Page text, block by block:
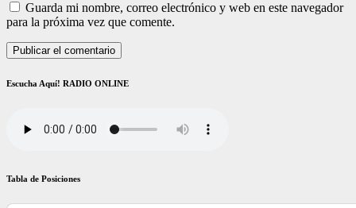
Guarda mi nombre, correo electrónico y web en este navegador
para la próxima vez que comente.
Escucha Aquí! RADIO ONLINE
Tabla de Posiciones